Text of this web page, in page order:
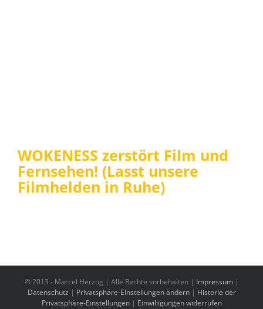
WOKENESS zerstört Film und
Fernsehen! (Lasst unsere
Filmhelden in Ruhe)
© 2013 - Marcel Herzog | Alle Rechte vorbehalten | Impressum |
Datenschutz | Privatsphäre-Einstellungen ändern| Historie der
Privatsphäre-Einstellungen| Einwilligungen widerrufen